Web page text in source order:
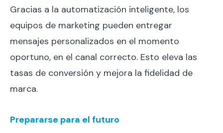
Gracias a la automatización inteligente, los
equipos de marketing pueden entregar
mensajes personalizados en el momento
oportuno, en el canal correcto. Esto eleva las
tasas de conversión y mejora la fidelidad de
marca.
Prepararse para el futuro